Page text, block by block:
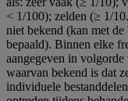
< 1/100); zelden (≥ 1/
niet bekend (kan met
bepaald). Binnen elke
aangegeven in
waarvan bekend is dat
individuele